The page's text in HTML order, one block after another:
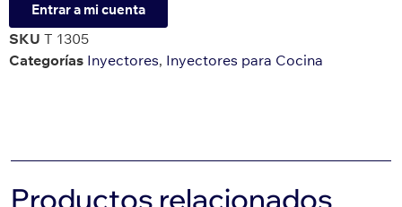
Entrar a mi cuenta
SKU T 1305
Categorías Inyectores, Inyectores para Cocina
Productos relacionados